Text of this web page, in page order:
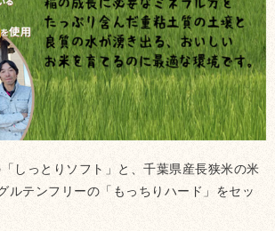
しっとりソフト」と、千葉県産長狭米の米
ルテンフリーの「もっちりハード」をセッ